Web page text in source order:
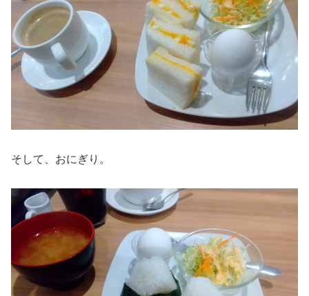
そして、おにぎり。